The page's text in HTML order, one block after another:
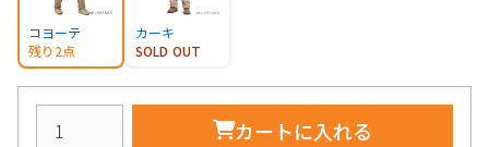
コヨーテ
残り2点
カーキ
SOLD OUT
カートに入れる